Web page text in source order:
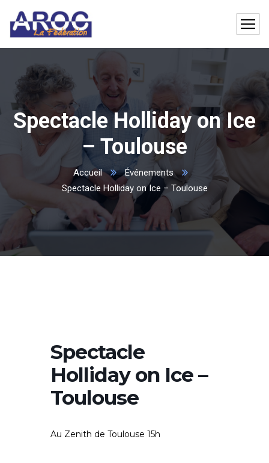
Spectacle Holliday on Ice
– Toulouse
Accueil
Événements
Spectacle Holliday on Ice – Toulouse
Spectacle
Holliday on Ice –
Toulouse
Au Zenith de Toulouse 15h